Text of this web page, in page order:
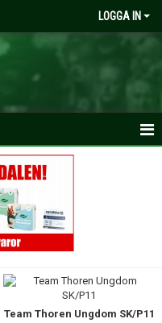
LOGGA IN
Team Thoren Ungdom SK/P11